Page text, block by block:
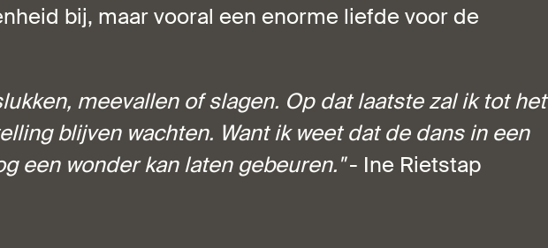
bij, maar vooral een enorme liefde voor de
meevallen of slagen. Op dat laatste zal ik tot het
blijven wachten. Want ik weet dat de dans in een
een wonder kan laten gebeuren."- Ine Rietstap